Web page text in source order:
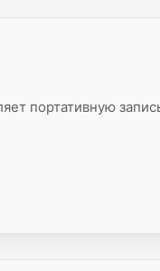
портативную